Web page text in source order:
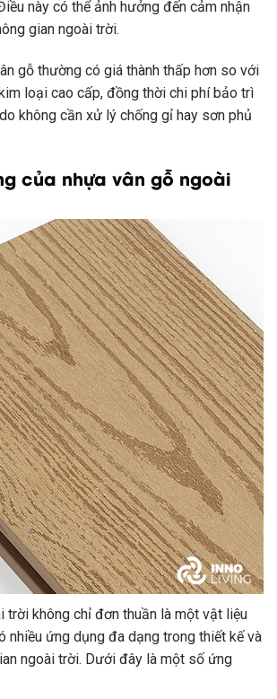
này có thể ảnh hưởng đến cảm nhận
gian ngoài trời.
gỗ thường có giá thành thấp hơn so với
loại cao cấp, đồng thời chi phí bảo trì
không cần xử lý chống gỉ hay sơn phủ
của nhựa vân gỗ ngoài
trời không chỉ đơn thuần là một vật liệu
nhiều ứng dụng đa dạng trong thiết kế và
ngoài trời. Dưới đây là một số ứng